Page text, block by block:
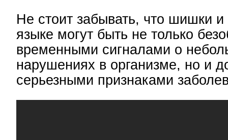
Не стоит забывать, что шишки
языке могут быть не только
временными сигналами о
нарушениях в организме, но и
серьезными признаками